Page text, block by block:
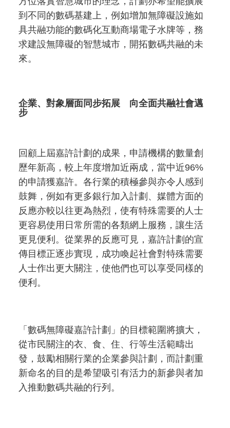
到不同的數碼基建上，例如增加無障礙設施如
具共融功能的數碼化互動商場電子水牌等，務
求建設無障礙的智慧城市，開拓數碼共融的未
來。
企業、對象層面同步拓展 向全面共融社會邁
步
回顧上屆嘉許計劃的成果，申請機構的數量創
歷年新高，較上年度增加近兩成，當中近96%
的申請獲嘉許。各行業的積極參與亦令人感到
鼓舞，例如有更多銀行加入計劃、媒體方面的
反應亦較以往更為熱烈，使有特殊需要的人士
更容易使用日常所需的各類網上服務，讓生活
更見便利。從業界的反應可見，嘉許計劃的宣
傳目標正逐步實現，成功喚起社會對特殊需要
人士作出更大關注，使他們也可以享受同樣的
便利。
「數碼無障礙嘉許計劃」的目標範圍將擴大，
從市民關注的衣、食、住、行等生活範疇出
發，鼓勵相關行業的企業參與計劃，而計劃重
新命名的目的是希望吸引有活力的新參與者加
入推動數碼共融的行列。